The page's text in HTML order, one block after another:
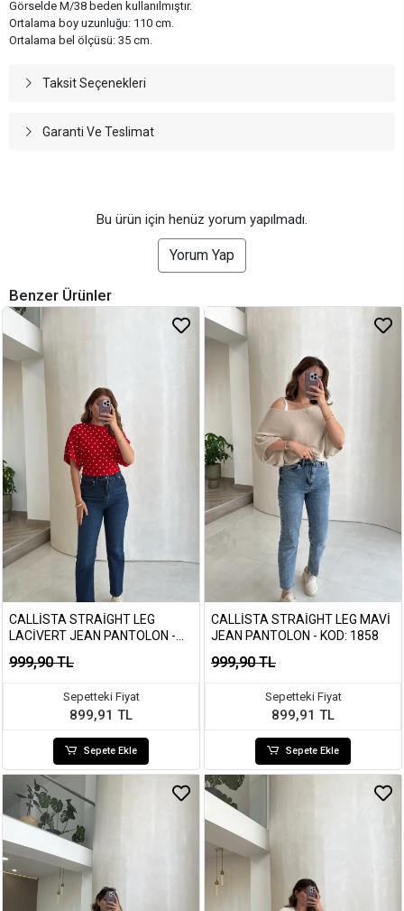
Görselde M/38 beden kullanılmıştır.
Ortalama boy uzunluğu: 110 cm.
Ortalama bel ölçüsü: 35 cm.
Taksit Seçenekleri
Garanti Ve Teslimat
Bu ürün için henüz yorum yapılmadı.
Yorum Yap
Benzer Ürünler
CALLISTA STRAIGHT LEG
LACIVERT JEAN PANTOLON -
999,90 TL
Sepetteki Fiyat
899,91 TL
Sepete Ekle
CALLISTA STRAIGHT LEG MAVI
JEAN PANTOLON - KOD: 1858
999,90 TL
Sepetteki Fiyat
899,91 TL
Sepete Ekle